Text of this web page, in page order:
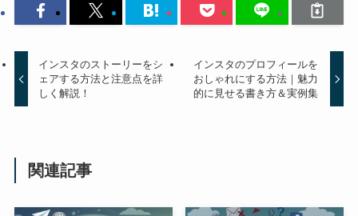
インスタのストーリーをシ
ェアする方法と注意点を詳
しく解説！
インスタのプロフィールを
おしゃれにする方法｜魅力
的に見せる書き方＆実例集
関連記事